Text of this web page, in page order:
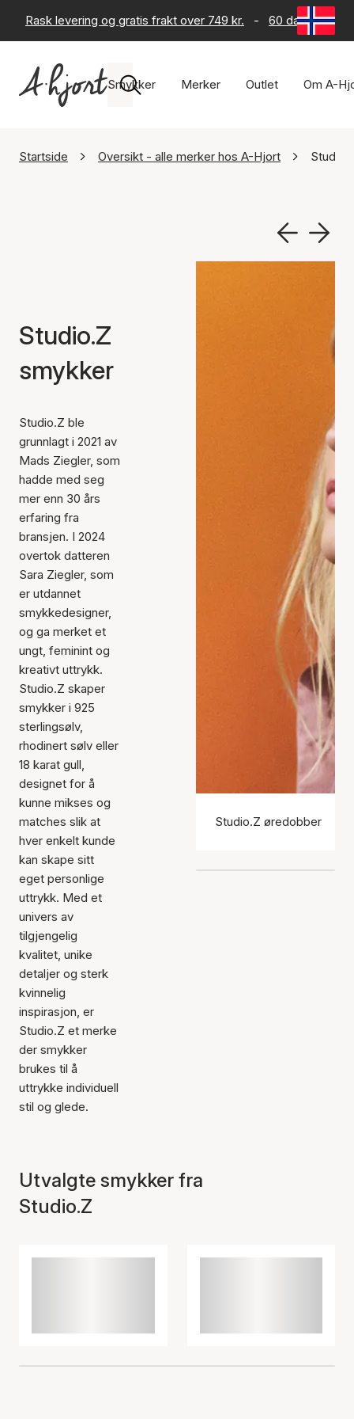
Rask levering og gratis frakt over 749 kr. - 60 dagers
Smykker Merker Outlet Om A-
Startside Oversikt - alle merker hos A-Hjort
Studio.Z
smykker
Studio.Z ble
grunnlagt i 2021 av
Mads Ziegler, som
hadde med seg
mer enn 30 års
erfaring fra
bransjen. I 2024
overtok datteren
Sara Ziegler, som
er utdannet
smykkedesigner,
og ga merket et
ungt, feminint og
kreativt uttrykk.
Studio.Z skaper
smykker i 925
sterlingsølv,
rhodinert sølv eller
18 karat gull,
designet for å
kunne mikses og
matches slik at
hver enkelt kunde
kan skape sitt
eget personlige
uttrykk. Med et
univers av
tilgjengelig
kvalitet, unike
detaljer og sterk
kvinnelig
inspirasjon, er
Studio.Z et merke
der smykker
brukes til å
uttrykke individuell
stil og glede.
Studio.Z øredobber
Utvalgte smykker fra
Studio.Z